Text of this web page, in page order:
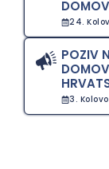
24.
POZIV
3.